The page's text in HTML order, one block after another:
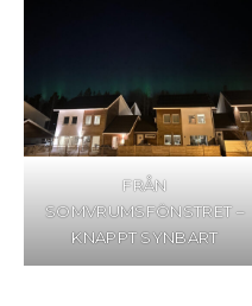
FRÅN
SOMVRUMSFÖNSTRET –
KNAPPT SYNBART